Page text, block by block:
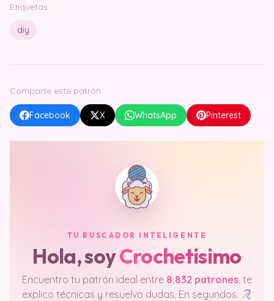
Etiquetas
diy
Comparte este patrón
Facebook X WhatsApp Pinterest
TU BUSCADOR INTELIGENTE
Hola, soyCrochetisimo
Encuentro tu patrón ideal entre 8.832 patrones, te
explico técnicas y resuelvo dudas. En segundos.